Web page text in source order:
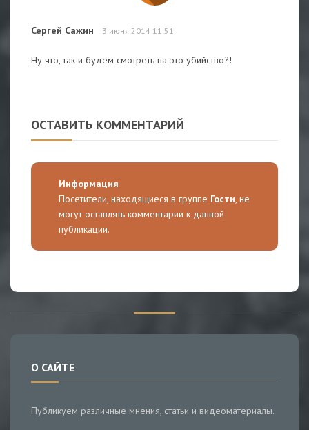
Сергей Сажин 3 июня 2014 11:51
Ну что, так и будем смотреть на это убийство?!
ОСТАВИТЬ КОММЕНТАРИЙ
Информация
Посетители, находящиеся в группе Гости, не
могут оставлять комментарии к данной
публикации.
О САЙТЕ
Публикуем различные мнения, статьи и видеоматериалы.